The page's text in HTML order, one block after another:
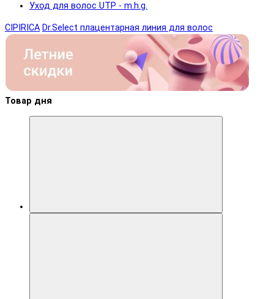
Уход для волос UTP - m.h.g.
CIPIRICA Dr.Select плацентарная линия для волос
Товар дня